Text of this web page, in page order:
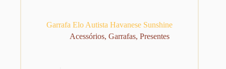
Garrafa Elo Autista Havanese Sunshine
Acessórios,Garrafas,Presentes